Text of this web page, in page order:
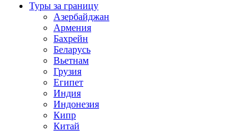
Туры за границу
Азербайджан
Армения
Бахрейн
Беларусь
Вьетнам
Грузия
Египет
Индия
Индонезия
Кипр
Китай